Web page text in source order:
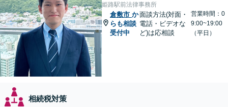
姫路駅前法律事務所
倉敷市 か
らも相談
受付中
面談方法(対面・
電話・ビデオな
ど)は応相談
営業時間：0
9:00~19:00
（平日）
相続税対策